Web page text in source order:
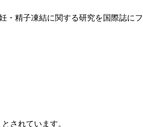
・精子凍結に関する研究を国際誌に
されています。